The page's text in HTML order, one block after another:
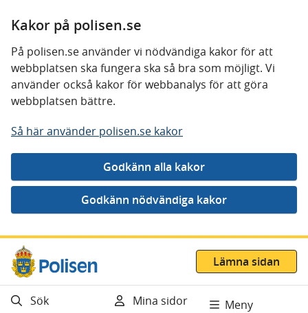
Kakor på polisen.se
På polisen.se använder vi nödvändiga kakor för att
webbplatsen ska fungera ska så bra som möjligt. Vi
använder också kakor för webbanalys för att göra
webbplatsen bättre.
Så här använder polisen.se kakor
Gå direkt till innehåll
Lämna sidan
Sök Mina sidor Meny